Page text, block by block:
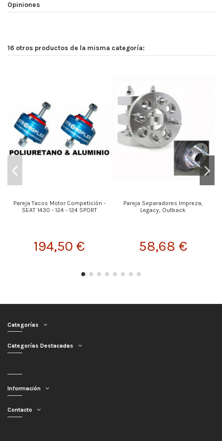
Opiniones
16 otros productos de la misma categoría:
Pareja Tacos Motor Competición -
SEAT 1430 - 124 - 124 SPORT
194,50 €
Pareja Separadores Impreza,
Legacy, Outback
58,68 €
Categorías
Categorías Destacadas
Información
Contacto